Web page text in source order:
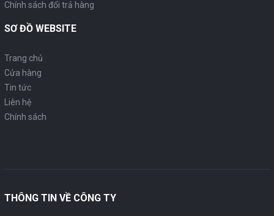
Chính sách đổi trả hàng
SƠ ĐỒ WEBSITE
Trang chủ
Cửa hàng
Tin tức
Liên hệ
Chính sách
THÔNG TIN VỀ CÔNG TY